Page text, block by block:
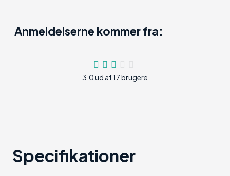
Anmeldelserne kommer fra:
3.0 ud af 17 brugere
Specifikationer